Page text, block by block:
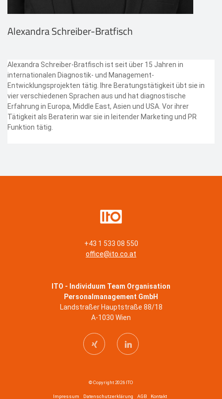
Alexandra Schreiber-Bratfisch
Alexandra Schreiber-Bratfisch ist seit über 15 Jahren in
internationalen Diagnostik- und Management-
Entwicklungsprojekten tätig. Ihre Beratungstätigkeit übt sie in
vier verschiedenen Sprachen aus und hat diagnostische
Erfahrung in Europa, Middle East, Asien und USA. Vor ihrer
Tätigkeit als Beraterin war sie in leitender Marketing und PR
Funktion tätig.
+43 1 533 08 550
office@ito.co.at
ITO - Individuum Team Organisation
Personalmanagement GmbH
Landstraßer Hauptstraße 88/18
A-1030 Wien
© Copyright 2026 ITO
Impressum Datenschutzerklärung AGB Kontakt